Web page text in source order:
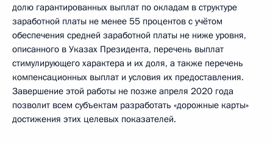
долю гарантированных выплат по окладам в структуре
заработной платы не менее 55 процентов с учётом
обеспечения средней заработной платы не ниже уровня,
описанного в Указах Президента, перечень выплат
стимулирующего характера и их доля, а также перечень
компенсационных выплат и условия их предоставления.
Завершение этой работы не позже апреля 2020 года
позволит всем субъектам разработать «дорожные карты»
достижения этих целевых показателей.